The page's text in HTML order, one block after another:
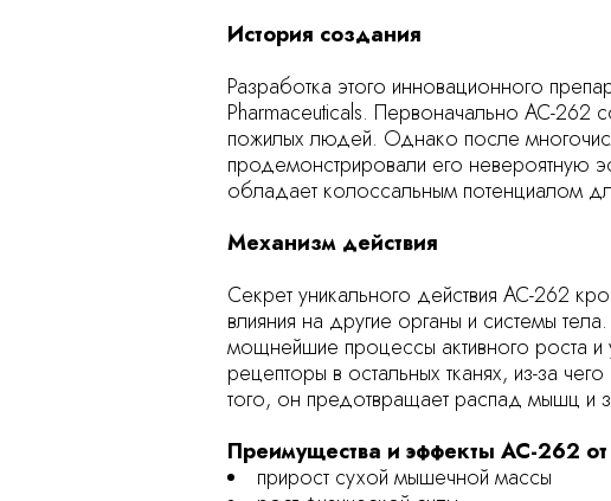
История создания
Разработка этого инновационного
Pharmaceuticals. Первоначально AC-
пожилых людей. Однако после
продемонстрировали его невероятную
обладает колоссальным потенциалом
Механизм действия
Секрет уникального действия AC-262
влияния на другие органы и системы
мощнейшие процессы активного роста
рецепторы в остальных тканях, из-за
того, он предотвращает распад мышц и
Преимущества и эффекты AC-262
прирост сухой мышечной массы